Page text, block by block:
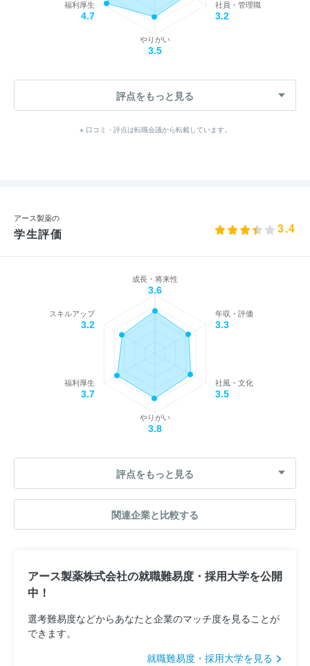
社員・管理職
3.2
やりがい
3.5
福利厚生
4.7
評点をもっと見る
※ 口コミ・評点は転職会議から転載しています。
アース製薬の
学生評価 3.4
成長・将来性
3.6
年収・評価
3.3
社風・文化
3.5
やりがい
3.8
福利厚生
3.7
スキルアップ
3.2
評点をもっと見る
関連企業と比較する
アース製薬株式会社の就職難易度・採用大学を公開
中！
選考難易度などからあなたと企業のマッチ度を見ることが
できます。
就職難易度・採用大学を見る